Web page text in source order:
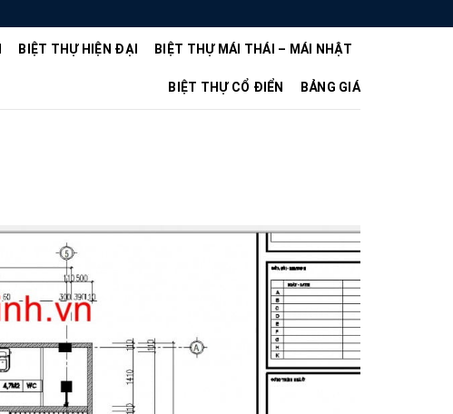
BIỆT THỰ HIỆN ĐẠI BIỆT THỰ MÁI THÁI – MÁI NHẬT
BIỆT THỰ CỔ ĐIỂN BẢNG GIÁ